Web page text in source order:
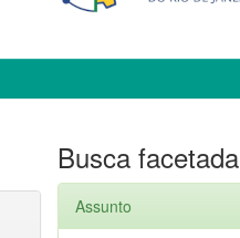
Busca facetada
Assunto